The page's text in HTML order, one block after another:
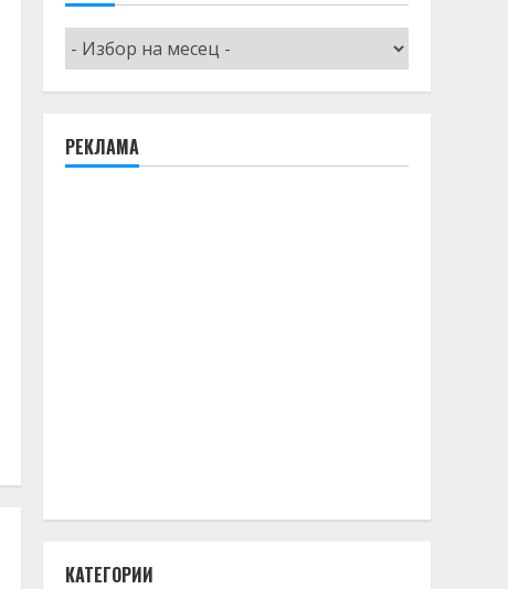
Архив
РЕКЛАМА
КАТЕГОРИИ